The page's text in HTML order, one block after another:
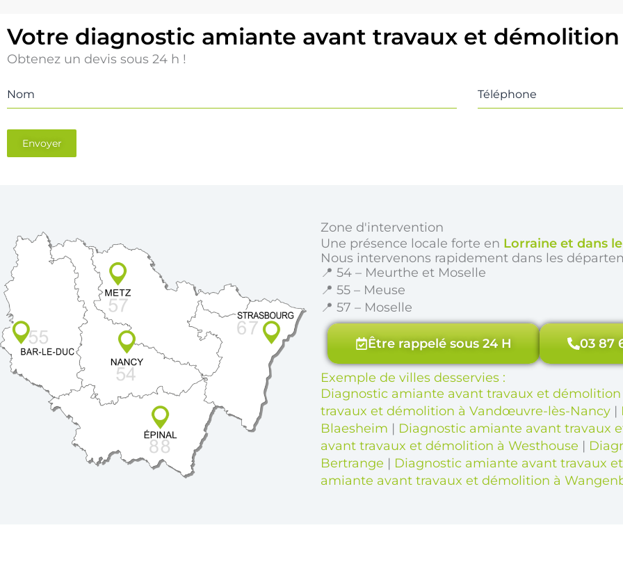
Votre diagnostic amiante avant travaux et
Obtenez un devis sous 24 h !
Nom Téléphone
Envoyer
Zone d'intervention
Une présence locale forte en Lorraine et dans
Nous intervenons rapidement dans les
📍 54 – Meurthe et Moselle
📍 55 – Meuse
📍 57 – Moselle
Être rappelé sous 24 H 03 87
Exemple de villes desservies :
Diagnostic amiante avant travaux et
travaux et démolition à Vandœuvre-lès-Nancy |
Blaesheim | Diagnostic amiante avant travaux
avant travaux et démolition à Westhouse |
Bertrange | Diagnostic amiante avant travaux
amiante avant travaux et démolition à